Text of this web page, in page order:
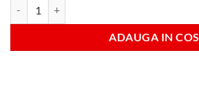
ADAUGA IN COS